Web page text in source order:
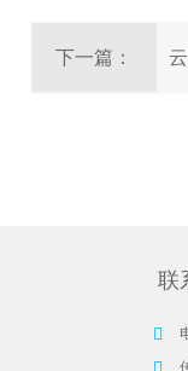
下一篇：
联